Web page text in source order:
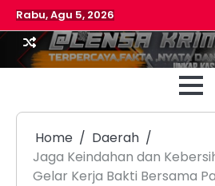
Skip
to
content
Rabu, Agu 5, 2026
Home
Daerah
Jaga Keindahan dan
Gelar Kerja Bakti Bersama